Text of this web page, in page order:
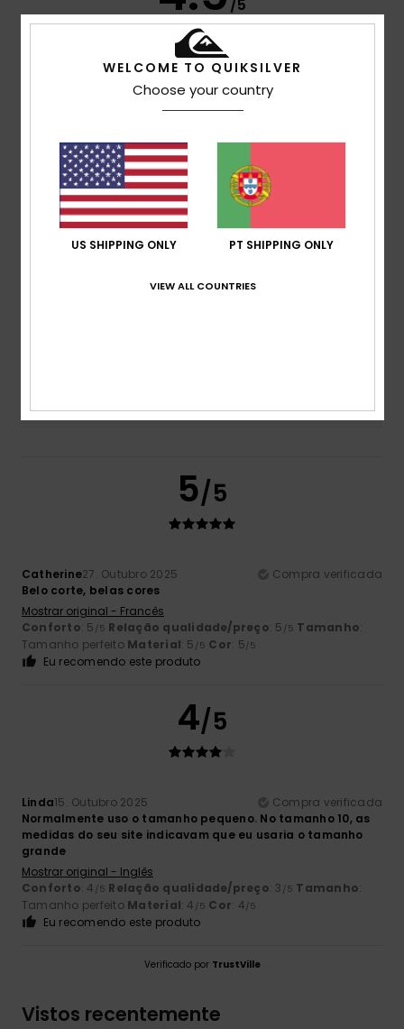
/5
baseado em 2 avaliações verificadas
Outubro 2025
100% dos nossos clientes recomendam este
produto
Conforto
Relação qualidade/preço
5/5
Catherine27. Outubro 2025
Compra verificada
Belo corte, belas cores
Mostrar original - Francês
Conforto: 5 /5 Relação qualidade/preço: 5 /5 Tamanho:
Tamanho perfeito Material: 5 /5 Cor: 5/5
Eu recomendo este produto
4/5
Linda15. Outubro 2025
Compra verificada
Normalmente uso o tamanho pequeno. No tamanho 10, as
medidas do seu site indicavam que eu usaria o tamanho
grande
Mostrar original - Inglês
Conforto: 4 /5 Relação qualidade/preço: 3 /5 Tamanho:
Tamanho perfeito Material: 4 /5 Cor: 4/5
Eu recomendo este produto
Verificado por TrustVille
Vistos recentemente
WELCOME TO QUIKSILVER
Choose your country
US SHIPPING ONLY PT SHIPPING ONLY
VIEW ALL COUNTRIES